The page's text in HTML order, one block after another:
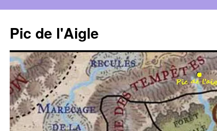
contenu
Pic de l'Aigle